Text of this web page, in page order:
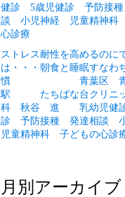
健診 5歳児健診 予防接
談 小児神経 児童精神科
心診療
ストレス耐性を高めるのに
は・・・朝食と睡眠すなわ
慣 青葉区 青
駅 たちばな台クリニッ
科 秋谷 進 乳幼児健
診 予防接種 発達相談
児童精神科 子どもの心診
月別アーカイブ